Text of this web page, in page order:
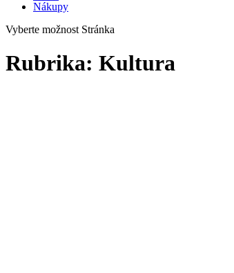
Nákupy
Vyberte možnost Stránka
Rubrika: Kultura